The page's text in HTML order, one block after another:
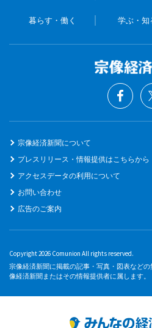
暮らす・働く 学ぶ・知
宗像経済新聞について
プレスリリース・情報提供はこちらから
アクセスデータの利用について
お問い合わせ
広告のご案内
Copyright 2026 Comunion All rights reserved.
宗像経済新聞に掲載の記事・写真・図表など
像経済新聞またはその情報提供者に属します。